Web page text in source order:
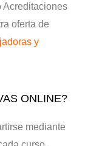
Acreditaciones
oferta de
y
ONLINE?
mediante